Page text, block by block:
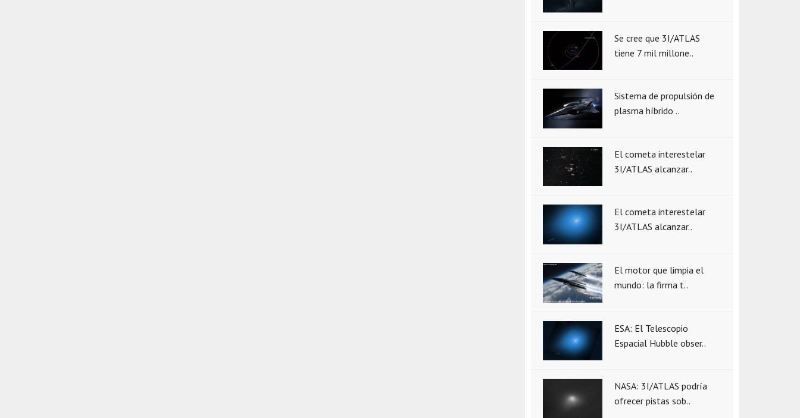
Se cree que 3I/ATLAS
tiene 7 mil millone..
Sistema de propulsión de
plasma híbrido ..
El cometa interestelar
3I/ATLAS alcanzar..
El cometa interestelar
3I/ATLAS alcanzar..
El motor que limpia el
mundo: la firma t..
ESA: El Telescopio
Espacial Hubble obser..
NASA: 3I/ATLAS podría
ofrecer pistas sob..